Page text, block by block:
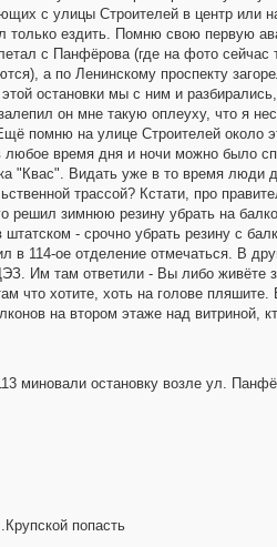
с улицы Строителей в центр или
только ездить. Помню свою первую
с Панфёрова (где на фото сейчас
а по Ленинскому проспекту
остановки мы с ним и разбирались,
он мне такую оплеуху, что я
помню на улице Строителей около
любое время дня и ночи можно было
"Квас". Видать уже в то время люди
трассой? Кстати, про
решил зимнюю резину убрать на
- срочно убрать резину с
в 114-ое отделение отмечаться. В
Им там ответили - Вы либо живёте
что хотите, хоть на голове
на втором этаже над витриной,
миновали остановку возле ул.
попасть